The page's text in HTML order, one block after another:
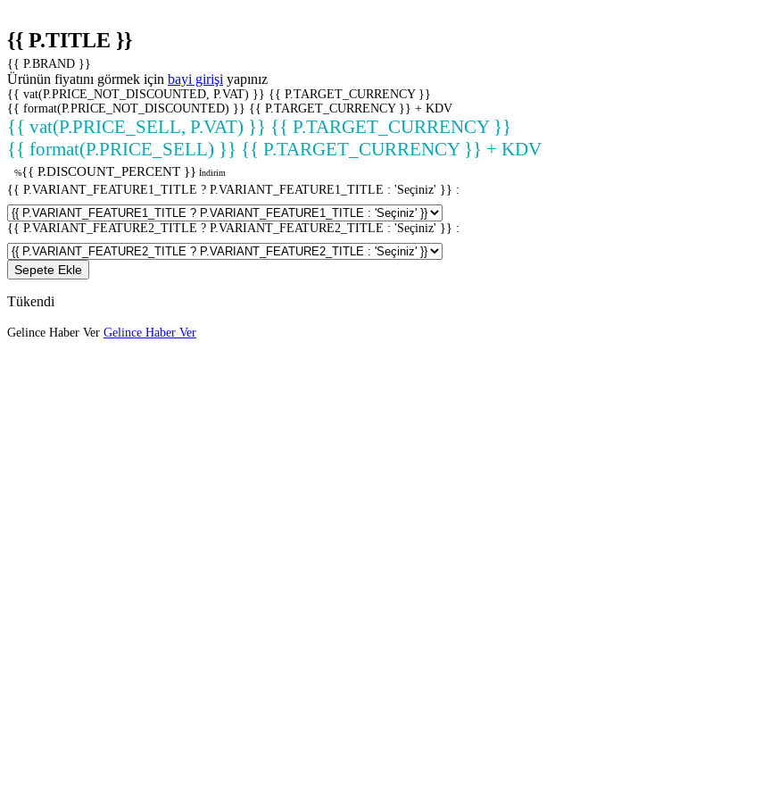
{{ P.TITLE }}
{{ P.BRAND }}
Ürünün fiyatını görmek için bayi girişi yapınız
{{ vat(P.PRICE_NOT_DISCOUNTED, P.VAT) }} {{ P.TARGET_CURRENCY }}
{{ format(P.PRICE_NOT_DISCOUNTED) }} {{ P.TARGET_CURRENCY }} + KDV
{{ vat(P.PRICE_SELL, P.VAT) }} {{ P.TARGET_CURRENCY }}
{{ format(P.PRICE_SELL) }} {{ P.TARGET_CURRENCY }} + KDV
%{{ P.DISCOUNT_PERCENT }} İndirim
{{ P.VARIANT_FEATURE1_TITLE ? P.VARIANT_FEATURE1_TITLE : 'Seçiniz' }} :
{{ P.VARIANT_FEATURE2_TITLE ? P.VARIANT_FEATURE2_TITLE : 'Seçiniz' }} :
Sepete Ekle
Tükendi
Gelince Haber Ver Gelince Haber Ver